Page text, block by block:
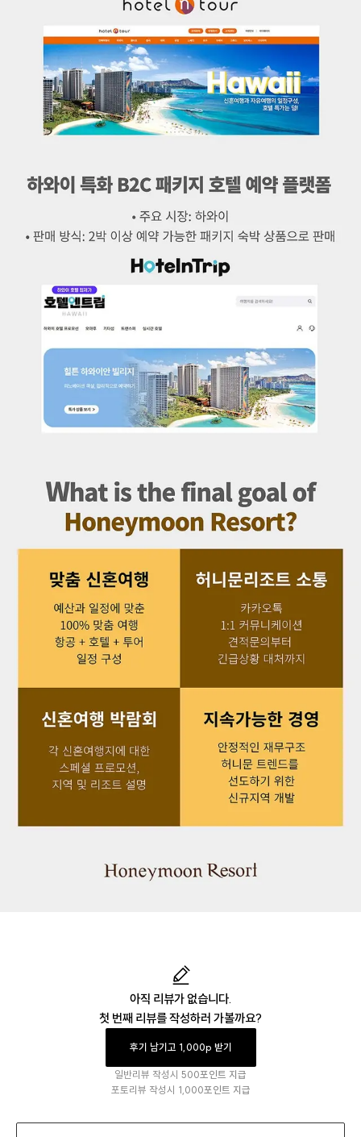
아직 리뷰가 없습니다.
첫 번째 리뷰를 작성하러 가볼까요?
후기 남기고 1,000p 받기
일반리뷰 작성시 500포인트 지급
포토리뷰 작성시 1,000포인트 지급